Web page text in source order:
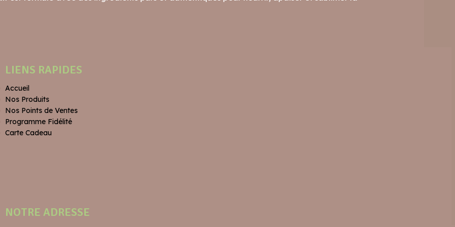
LIENS RAPIDES
Accueil
Nos Produits
Nos Points de Ventes
Programme Fidélité
Carte Cadeau
NOTRE ADRESSE